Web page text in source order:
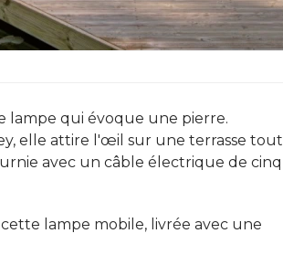
lampe qui évoque une pierre.
elle attire l'œil sur une terrasse tout
avec un câble électrique de cinq
lampe mobile, livrée avec une